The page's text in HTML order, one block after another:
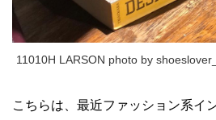
11010H LARSON photo by
こちらは、最近ファッション系イ